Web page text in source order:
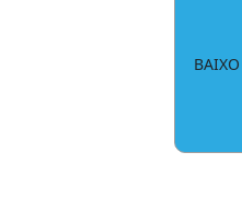
BAIXO